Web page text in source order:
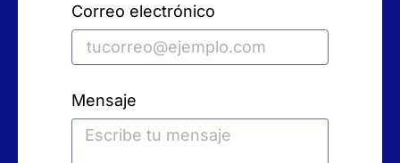
Correo electrónico
Mensaje